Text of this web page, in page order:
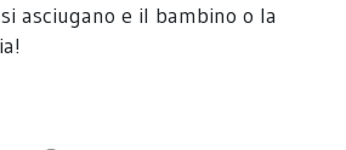
asciugano e il bambino o la